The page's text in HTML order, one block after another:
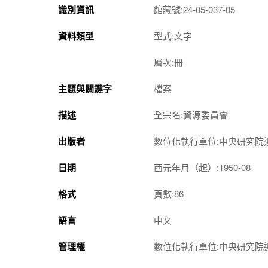
識別資訊 館藏號:24-05-037-05
資料類型 型式:文字
層次:冊
主題與關鍵字 檔案
描述 全宗名:資源委員會
出版者 數位化執行單位:中央研究院
日期 西元年月（起）:1950-08
格式 頁數:86
語言 中文
管理權 數位化執行單位:中央研究院